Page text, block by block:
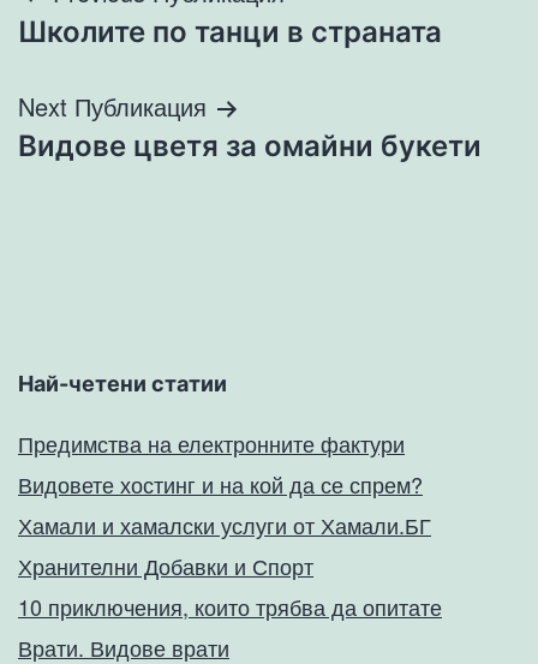
Школите по танци в страната
Next Публикация
Видове цветя за омайни букети
Най-четени статии
Предимства на електронните фактури
Видовете хостинг и на кой да се спрем?
Хамали и хамалски услуги от Хамали.БГ
Хранителни Добавки и Спорт
10 приключения, които трябва да опитате
Врати. Видове врати